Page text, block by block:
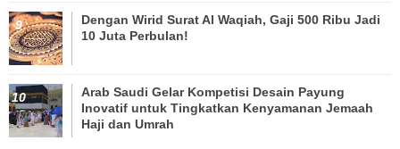
Dengan Wirid Surat Al Waqiah, Gaji 500 Ribu Jadi
10 Juta Perbulan!
Arab Saudi Gelar Kompetisi Desain Payung
Inovatif untuk Tingkatkan Kenyamanan Jemaah
Haji dan Umrah